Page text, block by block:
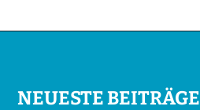
NEUESTE BEITRÄGE